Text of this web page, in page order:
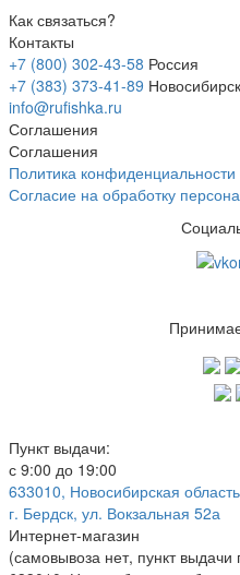
Как связаться?
Контакты
+7 (800) 302-43-58 Россия
+7 (383) 373-41-89 Новосибирск
info@rufishka.ru
Соглашения
Соглашения
Политика конфиденциальности
Согласие на обработку
Пункт выдачи:
с 9:00 до 19:00
633010, Новосибирская
г. Бердск, ул. Вокзальная 52а
Интернет-магазин
(самовывоза нет, пункт выдачи